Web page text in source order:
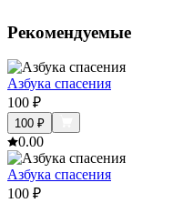
Рекомендуемые
Азбука спасения
100 ₽
100 ₽
0.00
Азбука спасения
100 ₽